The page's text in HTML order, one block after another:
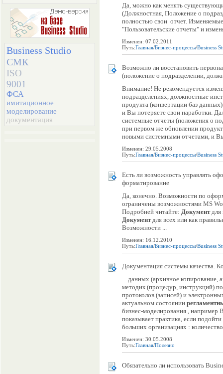
Business Studio
СМК
ISO
9001
ФСА
имитационное
моделирование
документация
Да, можно как менять
(Должностная, Положение о
полностью свои отчет.
"Пользовательские отчеты" и
Изменен: 07.02.2011
Путь:Главная/Бизнес-процессы/Business
Возможно ли восстановить
(положение о подразделении,
Внимание! Не рекомендуется
подразделениях, должностные
продукта (конвертации баз
и Вы потеряете свои наработки.
системные отчеты (положения о
при первом же обновлении
новыми системными отчетами, и
Изменен: 29.05.2008
Путь:Главная/Бизнес-процессы/Business
Есть ли возможность управлять
форматирование
Да, конечно. Возможности по
ограничены возможностями MS
Подробней читайте: Документдля
Документдля всех или как
Возможности ...
Изменен: 16.12.2010
Путь:Главная/Бизнес-процессы/Business
Документация системы качества.
... данных (архивное копирование,
методик (процедур, инструкций)
протоколов (записей) и
актуальном состоянии
бизнес-моделирования , например
показывает практика, если
больших организациях :
Изменен: 30.05.2008
Путь:Главная/Полезно
Обязательно ли использовать